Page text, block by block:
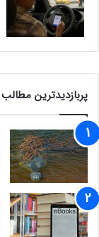
پربازدیدترین مطالب